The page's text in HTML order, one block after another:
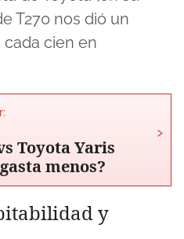
T270 nos dió un
cien en
Toyota Yaris
menos?
›
y